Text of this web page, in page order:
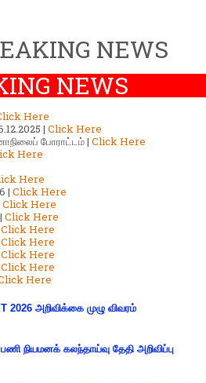
NEWS
NEWS
Here
| Click Here
போராட்டம் | Click Here
Here
Here
| Click Here
Click Here
Click Here
Click Here
Click Here
Click Here
Click Here
Here
2026 அறிவிக்கை முழு விவரம்
நியமனக் கலந்தாய்வு தேதி அறிவிப்பு